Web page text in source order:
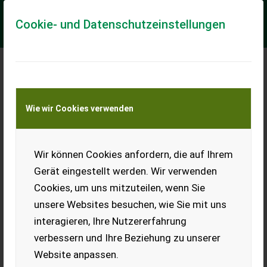
Cookie- und Datenschutzeinstellungen
Wie wir Cookies verwenden
Wir können Cookies anfordern, die auf Ihrem
Gerät eingestellt werden. Wir verwenden
Cookies, um uns mitzuteilen, wenn Sie
unsere Websites besuchen, wie Sie mit uns
interagieren, Ihre Nutzererfahrung
verbessern und Ihre Beziehung zu unserer
Website anpassen.
Meine Transportkostenanfrage
Transport von Land- und Baumaschinen –
KEINE Tiertransporte
Holder 600 Liter 15m hydraulisch klappbar
Gebrauchtmaschine
hydraulisch klappbaren Spritzgestänge - mit hydraulischer
Höhenverstellung - mit 5 Teilb...
EUR 1.990 inkl. 13% MwSt./Verm.